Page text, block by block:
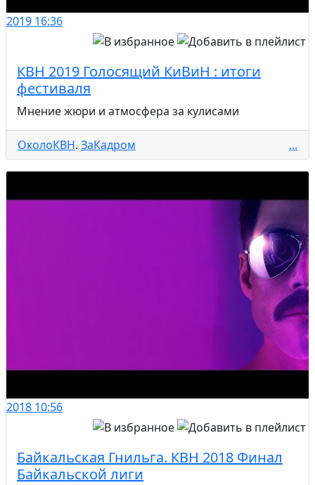
2019 16:36
КВН 2019 Голосящий КиВиН : итоги
фестиваля
Мнение жюри и атмосфера за кулисами
ОколоКВН. ЗаКадром ...
2018 10:56
Байкальская Гнильга. КВН 2018 Финал
Байкальской лиги